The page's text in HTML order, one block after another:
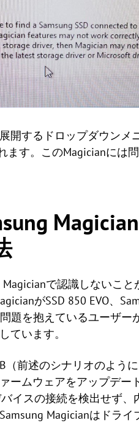
開するドロップダウンメ
す。このMagicianには
Magicianで認識しないこ
がSSD 850 EVO、
題を抱えているユーザ
ています。
（前述のシナリオのよう
ームウェアをアップデ
イスの接続を検出せず
Magicianはドライ